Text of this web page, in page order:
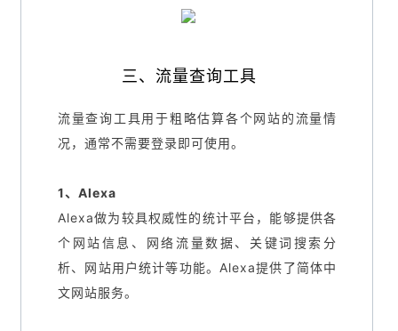
三、流量查询工具
流量查询工具用于粗略估算各个网站的流量情
况，通常不需要登录即可使用。
1、Alexa
Alexa做为较具权威性的统计平台，能够提供各
个网站信息、网络流量数据、关键词搜索分
析、网站用户统计等功能。Alexa提供了简体中
文网站服务。